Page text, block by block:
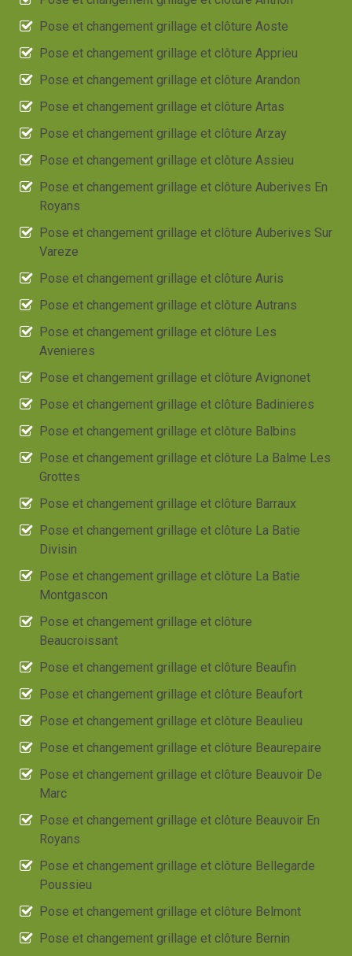
Pose et changement grillage et clôture Aoste
Pose et changement grillage et clôture Apprieu
Pose et changement grillage et clôture Arandon
Pose et changement grillage et clôture Artas
Pose et changement grillage et clôture Arzay
Pose et changement grillage et clôture Assieu
Pose et changement grillage et clôture Auberives En
Royans
Pose et changement grillage et clôture Auberives Sur
Vareze
Pose et changement grillage et clôture Auris
Pose et changement grillage et clôture Autrans
Pose et changement grillage et clôture Les
Avenieres
Pose et changement grillage et clôture Avignonet
Pose et changement grillage et clôture Badinieres
Pose et changement grillage et clôture Balbins
Pose et changement grillage et clôture La Balme Les
Grottes
Pose et changement grillage et clôture Barraux
Pose et changement grillage et clôture La Batie
Divisin
Pose et changement grillage et clôture La Batie
Montgascon
Pose et changement grillage et clôture
Beaucroissant
Pose et changement grillage et clôture Beaufin
Pose et changement grillage et clôture Beaufort
Pose et changement grillage et clôture Beaulieu
Pose et changement grillage et clôture Beaurepaire
Pose et changement grillage et clôture Beauvoir De
Marc
Pose et changement grillage et clôture Beauvoir En
Royans
Pose et changement grillage et clôture Bellegarde
Poussieu
Pose et changement grillage et clôture Belmont
Pose et changement grillage et clôture Bernin